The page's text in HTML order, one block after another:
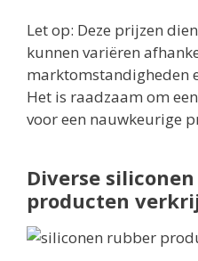
Let op: Deze prijzen
kunnen variëren
marktomstandigheden
Het is raadzaam om
voor een nauwkeurige
Diverse
producten